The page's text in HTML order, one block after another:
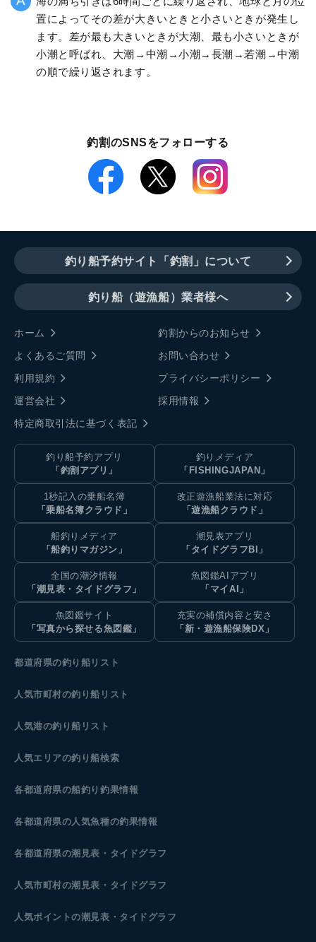
置によってその差が大きいときと小さいときが発生し
ます。差が最も大きいときが大潮、最も小さいときが
小潮と呼ばれ、大潮→中潮→小潮→長潮→若潮→中潮
の順で繰り返されます。
釣割のSNSをフォローする
釣り船予約サイト「釣割」について
釣り船（遊漁船）業者様へ
ホーム
釣割からのお知らせ
よくあるご質問
お問い合わせ
利用規約
プライバシーポリシー
運営会社
採用情報
特定商取引法に基づく表記
釣り船予約アプリ
「釣割アプリ」
釣りメディア
「FISHINGJAPAN」
1秒記入の乗船名簿
「乗船名簿クラウド」
改正遊漁船業法に対応
「遊漁船クラウド」
船釣りメディア
「船釣りマガジン」
潮見表アプリ
「タイドグラフBI」
全国の潮汐情報
「潮見表・タイドグラフ」
魚図鑑AIアプリ
「マイAI」
魚図鑑サイト
「写真から探せる魚図鑑」
充実の補償内容と安さ
「新・遊漁船保険DX」
都道府県の釣り船リスト
人気市町村の釣り船リスト
人気港の釣り船リスト
人気エリアの釣り船検索
各都道府県の船釣り釣果情報
各都道府県の人気魚種の釣果情報
各都道府県の潮見表 ・タイドグラフ
人気市町村の潮見表・タイドグラフ
人気ポイントの潮見表・タイドグラフ